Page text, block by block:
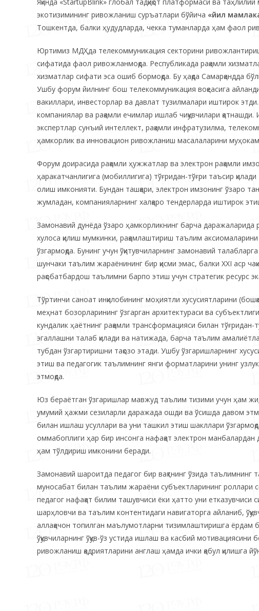
экотизимининг ривожланиш суръатлари бўйича «йил
Тошкентда, балки ҳудудларда, чекка туманларда ҳам фаол
Юртимиз МДҲда телекоммуникация секторини
сифатида фаол ривожланмоқда. Республикада рақамли
хизматлар сифати эса ошиб бормоқда. Бу ҳақда Самарқандда
Ушбу форум йилнинг бош телекоммуникация воқеасига
вакиллари, инвесторлар ва давлат тузилмалари иштирок
компаниялар ва рақамли ечимлар ишлаб чиқувчилари
экспертлар сунъий интеллект, рақамли инфратузилма,
ҳамкорлик ва инновацион ривожланиш масалаларини
Форум доирасида рақамли ҳужжатлар ва электрон рақамли
ҳаракатчанлигига (мобиллигига) тўғридан-тўғри таъсир
олиш имконияти. Бундан ташқари, электрон имзонинг ўзаро
жумладан, компанияларнинг халқаро тендерларда иштирок
Замонавий дунёда ўзаро ҳамкорликнинг барча даражаларида
хулоса қилиш мумкинки, рақамлаштириш таълим
ўзгармоқда. Бунинг учун ўқитувчиларнинг замонавий
шунчаки таълим жараёнининг бир қисми эмас, балки XXI аср
рақобатбардош таълимни барпо этиш учун стратегик ресурс
Тўртинчи саноат инқилобининг моҳиятли хусусиятларини
меҳнат бозорларининг ўзгарган архитектураси ва
кундалик ҳаётнинг рақамли трансформацияси билан
эгаллашни талаб қилади ва натижада, барча таълим
тубдан ўзгартиришни тақозо этади. Ушбу ўзгаришларнинг
этиш ва педагогик таълимнинг янги форматларини унинг
этмоқда.
Юз бераётган ўзгаришлар мавжуд таълим тизими учун ҳам
умумий ҳажми сезиларли даражада ошди ва ўсишда давом
билан ишлаш усуллари ва уни ташкил этиш шакллари
оммабоплиги ҳар бир инсонга нафақат электрон
ҳам тўлдириш имконини беради.
Замонавий шароитда педагог бир вақтнинг ўзида
муносабат билан таълим жараёни субъектларининг роллари
педагог нафақат билим ташувчиси ёки ҳатто уни
шарҳловчи ва таълим контентидаги навигаторга айланиб,
аллақачон топилган маълумотларни тизимлаштиришга ёрдам
ўқувчиларнинг ўқув-ўз устида ишлаш ва касбий
ривожланиш қадриятларини англаш ҳамда ички қабул қилишга